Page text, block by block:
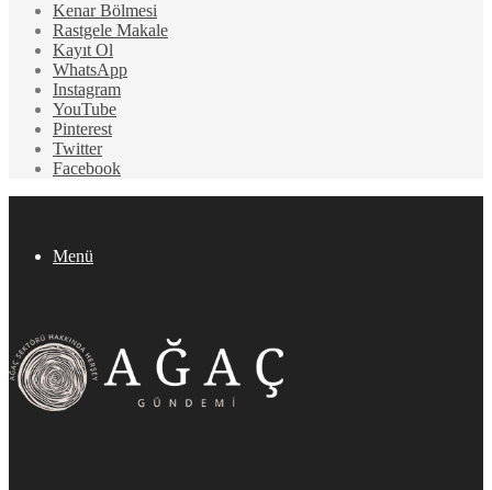
Kenar Bölmesi
Rastgele Makale
Kayıt Ol
WhatsApp
Instagram
YouTube
Pinterest
Twitter
Facebook
Menü